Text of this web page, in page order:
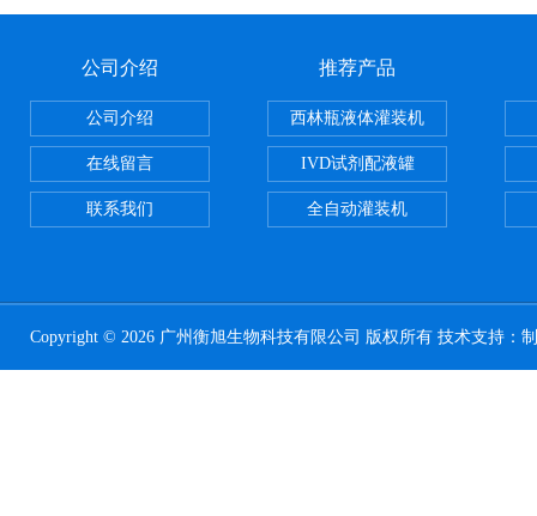
公司介绍
公司介绍
在线留言
联系我们
推荐产品
西林瓶液体灌装机
IVD试剂配液罐
全自动灌装机
Copyright © 2026 广州衡旭生物科技有限公司 版权所有 技术支持：